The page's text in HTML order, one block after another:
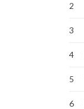
2
3
4
5
6